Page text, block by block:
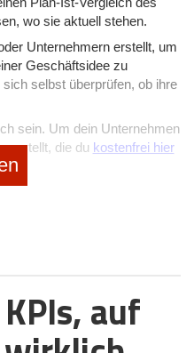
wo sie aktuell stehen.
Unternehmern erstellt, um
Geschäftsidee zu
selbst überprüfen, ob ihre
sein. Um dein Unternehmen
erstellt, die du kostenfrei hier
Template besteht aus fünf
die im Folgenden
auf